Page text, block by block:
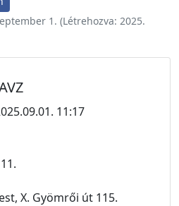
1. (Létrehozva: 2025.
11:17
X. Gyömrői út 115.